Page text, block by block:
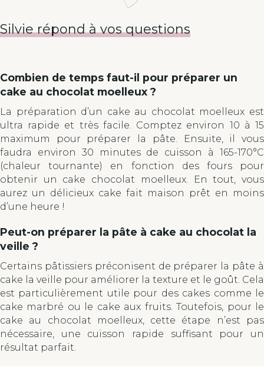
Silvie répond à vos questions
Combien de temps faut-il pour préparer un
cake au chocolat moelleux ?
La préparation d’un cake au chocolat moelleux est
ultra rapide et très facile. Comptez environ 10 à 15
maximum pour préparer la pâte. Ensuite, il vous
faudra environ 30 minutes de cuisson à 165-170°C
(chaleur tournante) en fonction des fours pour
obtenir un cake chocolat moelleux. En tout, vous
aurez un délicieux cake fait maison prêt en moins
d’une heure !
Peut-on préparer la pâte à cake au chocolat la
veille ?
Certains pâtissiers préconisent de préparer la pâte à
cake la veille pour améliorer la texture et le goût. Cela
est particulièrement utile pour des cakes comme le
cake marbré ou le cake aux fruits. Toutefois, pour le
cake au chocolat moelleux, cette étape n’est pas
nécessaire, une cuisson rapide suffisant pour un
résultat parfait.